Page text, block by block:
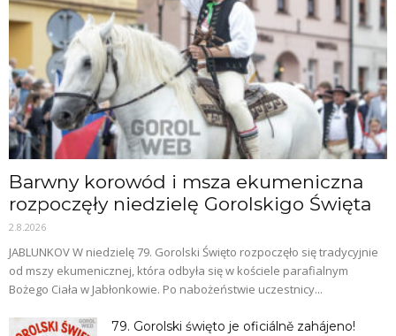
Barwny korowód i msza ekumeniczna
rozpoczęły niedzielę Gorolskigo Święta
2.8.2026
JABLUNKOV W niedzielę 79. Gorolski Święto rozpoczęło się tradycyjnie
od mszy ekumenicznej, która odbyła się w kościele parafialnym
Bożego Ciała w Jabłonkowie. Po nabożeństwie uczestnicy...
79. Gorolski święto je oficiálně zahájeno!